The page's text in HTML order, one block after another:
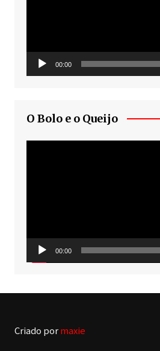
00:00
O Bolo e o Queijo
00:00
Criado pormaxie